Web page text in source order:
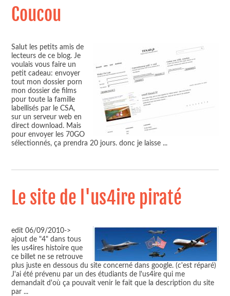
Coucou
Salut les petits amis de
lecteurs de ce blog. Je
voulais vous faire un
petit cadeau: envoyer
tout mon dossier porn
mon dossier de films
pour toute la famille
labellisés par le CSA,
sur un serveur web en
direct download. Mais
pour envoyer les 70GO
sélectionnés, ça prendra 20 jours. donc je laisse ...
Le site de l'us4ire piraté
edit 06/09/2010->
ajout de "4" dans tous
les us4ires histoire que
ce billet ne se retrouve
plus juste en dessous du site concerné dans google. (c'est réparé)
J'ai été prévenu par un des étudiants de l'us4ire qui me
demandait d'où ça pouvait venir le fait que la description du site
par ...